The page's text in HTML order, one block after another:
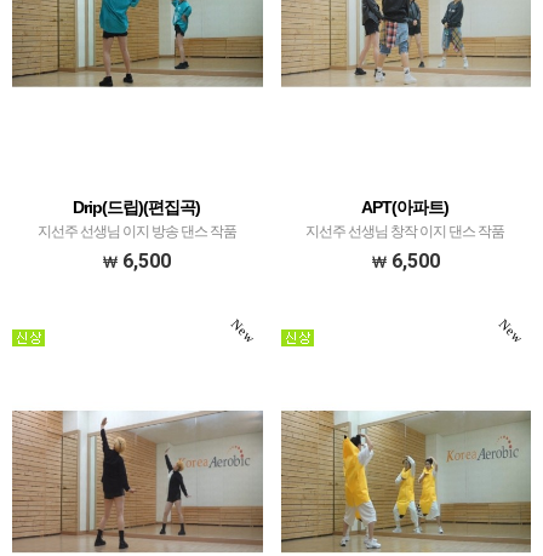
Drip(드립)(편집곡)
지선주 선생님 이지 방송 댄스 작품
6,500
APT(아파트)
지선주 선생님 창작 이지 댄스 작품
6,500
New New